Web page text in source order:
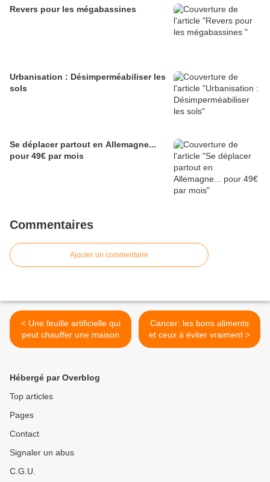
Revers pour les mégabassines
Urbanisation : Désimperméabiliser les
sols
Se déplacer partout en Allemagne...
pour 49€ par mois
Commentaires
Ajouter un commentaire
< Une feuille artificielle qui
peut chauffer une maison
Cancer: les bons aliments
et ceux à éviter vraiment >
Hébergé par Overblog
Top articles
Pages
Contact
Signaler un abus
C.G.U.